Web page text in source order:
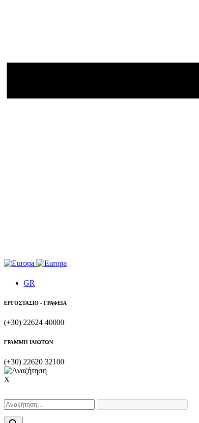
GR
ΕΡΓΟΣΤΑΣΙΟ - ΓΡΑΦΕΙΑ
(+30) 22624 40000
ΓΡΑΜΜΗ ΙΔΙΩΤΩΝ
(+30) 22620 32100
X